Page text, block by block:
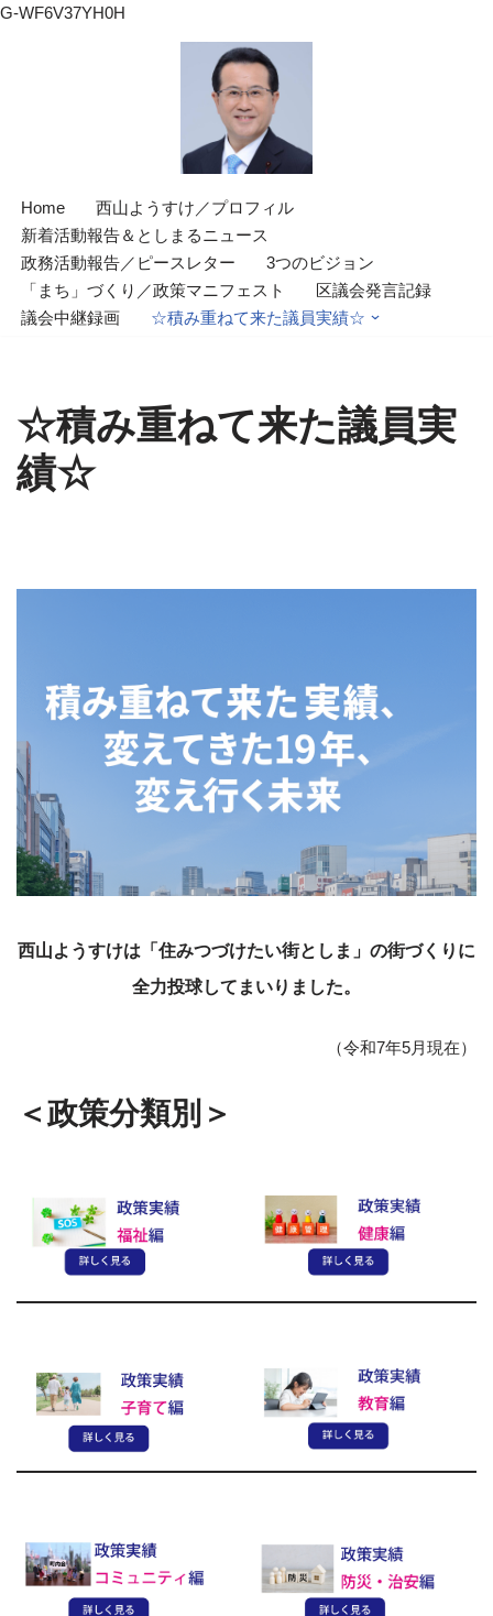
G-WF6V37YH0H
へ
ス
キ
ッ
プ
Home
西山ようすけ／プロフィル
新着活動報告＆としまるニュース
政務活動報告／ピースレター
3つのビジョン
「まち」づくり／政策マニフェスト
区議会発言記録
議会中継録画
☆積み重ねて来た議員実績☆
☆積み重ねて来た議員実
績☆
西山ようすけは「住みつづけたい街としま」の街づくりに
全力投球してまいりました。
（令和7年5月現在）
＜政策分類別＞